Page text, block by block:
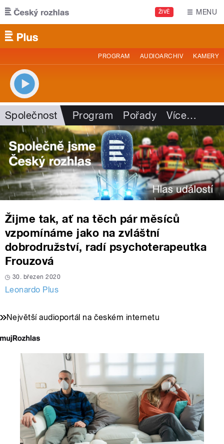
Přejít k hlavnímu obsahu
ŽIVĚ MENU
PROGRAM AUDIOARCHIV KAMERY
Společnost Program Pořady Více…
Žijme tak, ať na těch pár měsíců
vzpomínáme jako na zvláštní
dobrodružství, radí psychoterapeutka
Frouzová
30. březen 2020
Leonardo Plus
Největší audioportál na českém internetu